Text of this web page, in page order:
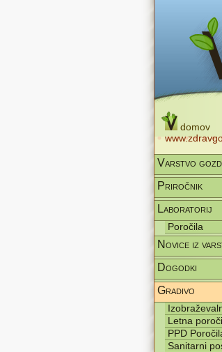
domov
Varstvo
Priročnik
Laboratorij
Poročila
Novice iz
Dogodki
Gradivo
Letna
PPD
Sanitarni